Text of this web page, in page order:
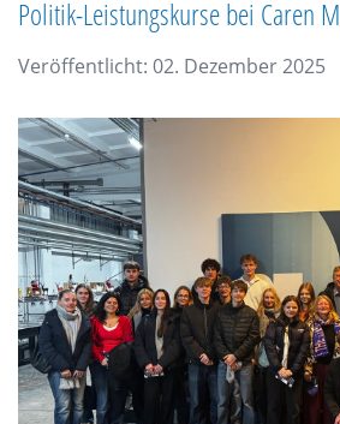
Politik-Leistungskurse bei Caren
Veröffentlicht: 02. Dezember 2025